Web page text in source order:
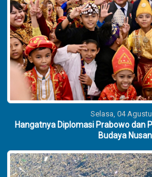
Selasa, 04
Hangatnya Diplomasi Prabowo dan
Budaya